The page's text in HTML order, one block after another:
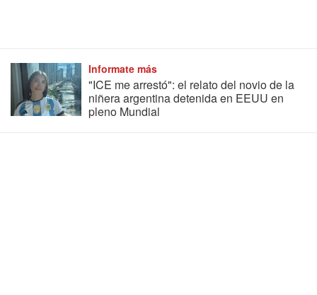
Informate más
"ICE me arrestó": el relato del novio de la
niñera argentina detenida en EEUU en
pleno Mundial